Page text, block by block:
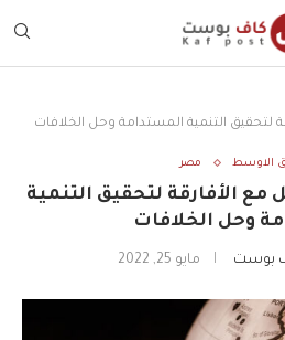
التنمية المستدامة وحل الخلافات
الاوسط مصر
الأفارقة لتحقيق التنمية
وحل الخلافات
بوست مايو 25, 2022